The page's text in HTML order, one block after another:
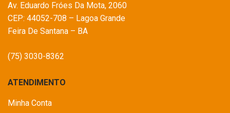
Av. Eduardo Fróes Da Mota, 2060
CEP: 44052-708 – Lagoa Grande
Feira De Santana – BA
(75) 3030-8362
ATENDIMENTO
Minha Conta